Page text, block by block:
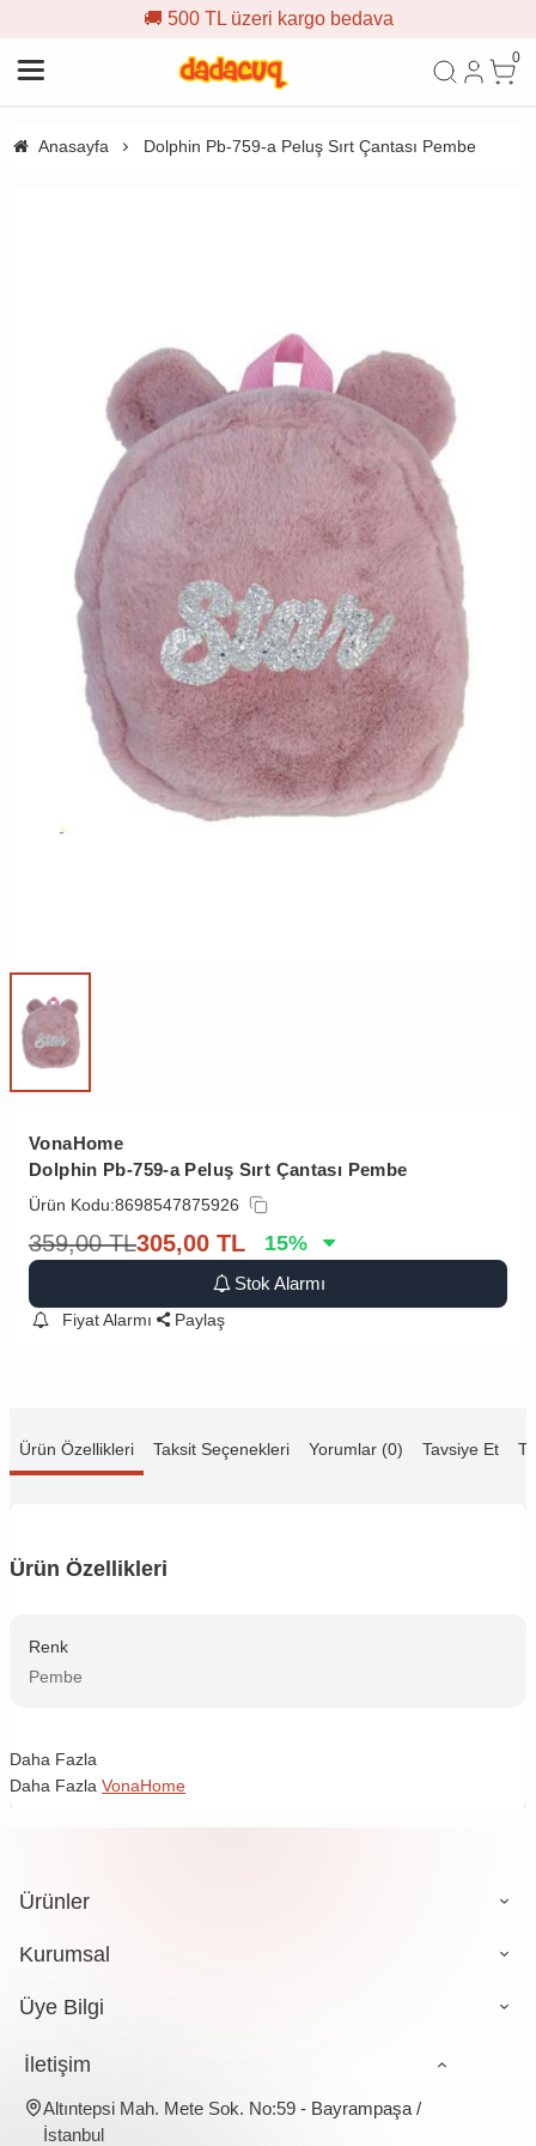
🚚 500 TL üzeri kargo bedava
0
Anasayfa Dolphin Pb-759-a Peluş Sırt Çantası Pembe
VonaHome
Dolphin Pb-759-a Peluş Sırt Çantası Pembe
Ürün Kodu:8698547875926
359,00 TL305,00 TL 15%
Stok Alarmı
Fiyat Alarmı Paylaş
Ürün Özellikleri Taksit Seçenekleri Yorumlar (0) Tavsiye Et
Ürün Özellikleri
Renk
Pembe
Daha Fazla
Daha Fazla VonaHome
Ürünler
Kurumsal
Üye Bilgi
İletişim
Altıntepsi Mah. Mete Sok. No:59 - Bayrampaşa /
İstanbul